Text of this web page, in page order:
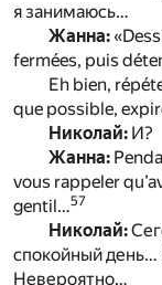
я занимаюсь…
Жанна:
fermées, puis
Eh bien,
que possible,
Николай: И?
Жанна:
vous rappeler
gentil…57
Николай:
спокойный
Невероятно…